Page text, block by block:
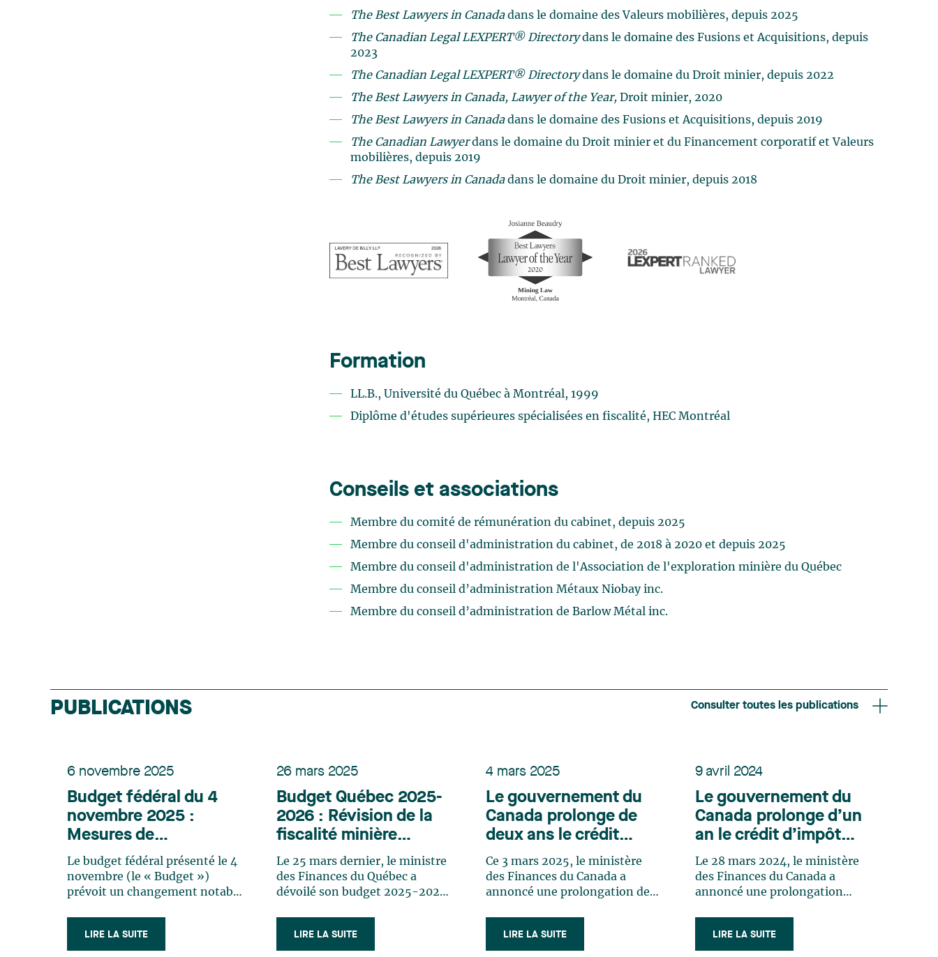
The Best Lawyers in Canadadans le domaine des Valeurs mobilières, depuis 2025
The Canadian Legal LEXPERT® Directorydans le domaine des Fusions et Acquisitions, depuis
2023
The Canadian Legal LEXPERT® Directorydans le domaine du Droit minier, depuis 2022
TheBest Lawyers in Canada, Lawyer of the Year, Droit minier, 2020
The Best Lawyers in Canadadans le domaine des Fusions et Acquisitions, depuis 2019
The Canadian Lawyerdans le domaine du Droit minier et du Financement corporatif et Valeurs
mobilières, depuis 2019
The Best Lawyers in Canadadans le domaine du Droit minier, depuis 2018
Formation
LL.B., Université du Québec à Montréal, 1999
Diplôme d'études supérieures spécialisées en fiscalité, HEC Montréal
Conseils et associations
Membre du comité de rémunération du cabinet, depuis 2025
Membre du conseil d'administration du cabinet, de 2018 à 2020 et depuis 2025
Membre du conseil d'administration de l'Association de l'exploration minière du Québec
Membre du conseil d’administration Métaux Niobay inc.
Membre du conseil d’administration de Barlow Métal inc.
PUBLICATIONS Consulter toutes les publications
6 novembre 2025
Budget fédéral du 4
novembre 2025 :
Mesures de
bonification relatives
au Crédit d’impôt pour
l’exploration de
renouvellement du
Crédit d’impôt à
Le budget fédéral présenté le 4
novembre (le « Budget »)
prévoit un changement notable
critiques (CIEMC). À titre de
rappel, le CIEMC est égal à 30 %
LIRE LA SUITE
26 mars 2025
Budget Québec 2025-
2026 : Révision de la
fiscalité minière
québécoise — Des
défis à relever, des
occasions à saisir
Le 25 mars dernier, le ministre
des Finances du Québec a
dévoilé son budget 2025-2026,
du secteur minier au Québec.
En effet, ce budget apporte des
LIRE LA SUITE
4 mars 2025
Le gouvernement du
Canada prolonge de
deux ans le crédit
d’impôt pour
exploration minière
Ce 3 mars 2025, le ministère
des Finances du Canada a
annoncé une prolongation de
(« CIEM ») de 15 % accordé aux
particuliers qui investissent
LIRE LA SUITE
9 avril 2024
Le gouvernement du
Canada prolonge d’un
an le crédit d’impôt
pour exploration
minière
Le 28 mars 2024, le ministère
des Finances du Canada a
annoncé une prolongation
(« CIEM ») de 15 % accordé aux
particuliers qui investissent
LIRE LA SUITE